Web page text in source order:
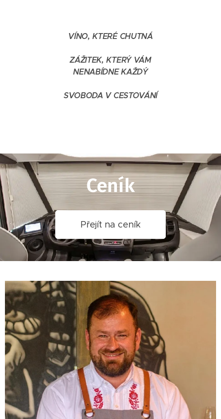
VÍNO, KTERÉ CHUTNÁ
ZÁŽITEK, KTERÝ VÁM
NENABÍDNE KAŽDÝ
SVOBODA V CESTOVÁNÍ
Ceník
Přejít na ceník